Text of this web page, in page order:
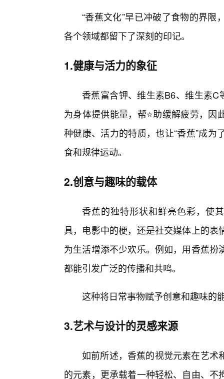
“香蕉文化”早已冲破了食物的界
各个领域都留下了深刻的印记。
1.健康与活力的象征
香蕉富含钾、维生素B6、维生素C
为身体提供能量，帮⭐助缓解疲劳，
种健康、活力的特质，也让“香蕉”成
食和规律运动。
2.创意与趣味的载体
香蕉的独特形状和鲜亮色彩，使
具，电影中的梗，还是社交媒体上的
为生活增添不少欢乐。例如，用香蕉
都能引发广泛的传播和共鸣。
这种将日常事物赋予创意和趣味的
3.艺术与设计的灵感来源
如前所述，香蕉的视觉元素在艺术
的元素，更承载着一种轻松、自由、